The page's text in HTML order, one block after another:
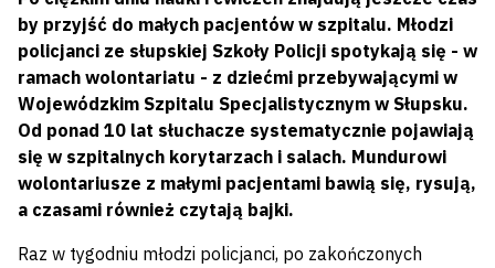
by przyjść do małych pacjentów w szpitalu. Młodzi
policjanci ze słupskiej Szkoły Policji spotykają się - w
ramach wolontariatu - z dziećmi przebywającymi w
Wojewódzkim Szpitalu Specjalistycznym w Słupsku.
Od ponad 10 lat słuchacze systematycznie pojawiają
się w szpitalnych korytarzach i salach. Mundurowi
wolontariusze z małymi pacjentami bawią się, rysują,
a czasami również czytają bajki.
Raz w tygodniu młodzi policjanci, po zakończonych